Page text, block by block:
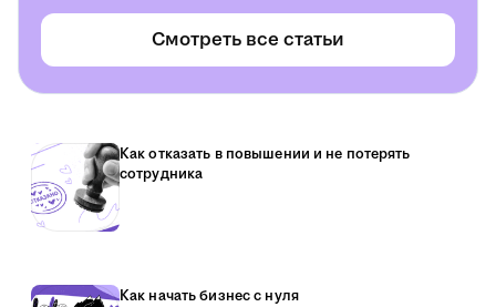
Смотреть все статьи
Как отказать в повышении и не потерять
сотрудника
Как начать бизнес с нуля